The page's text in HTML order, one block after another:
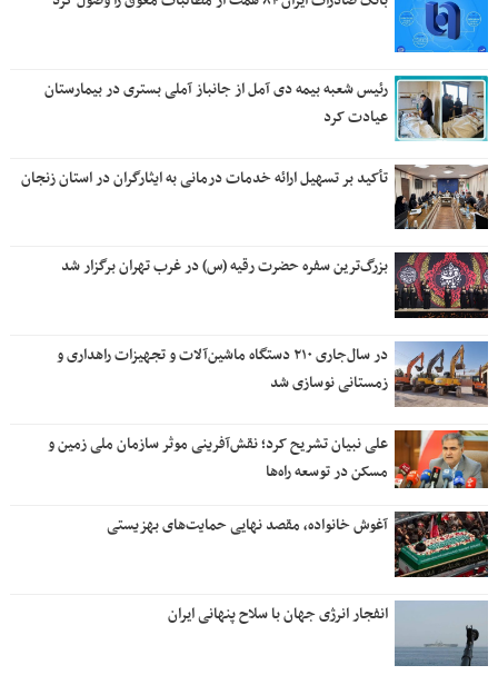
رئیس شعبه بیمه دی آمل از جانباز آملی بستری در بیمارستان
عیادت کرد
تأکید بر تسهیل ارائه خدمات درمانی به ایثارگران در استان زنجان
بزرگ‌ترین سفره حضرت رقیه (س) در غرب تهران برگزار شد
در سال‌جاری ۲۱۰ دستگاه ماشین‌آلات و تجهیزات راهداری و
زمستانی نوسازی شد
علی نبیان تشریح کرد؛ نقش‌آفرینی موثر سازمان ملی زمین و
مسکن در توسعه راه‌ها
آغوش خانواده، مقصد نهایی حمایت‌های بهزیستی
انفجار انرژی جهان با سلاح پنهانی ایران